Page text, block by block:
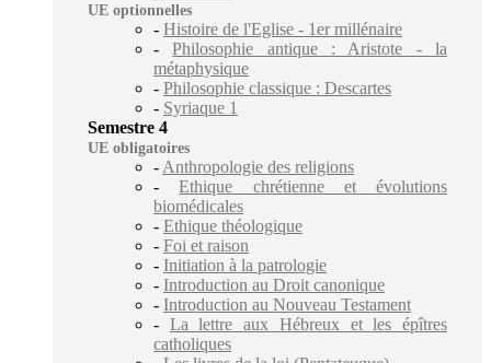
UE optionnelles
- Histoire de l'Eglise - 1er millénaire
-Philosophie antique : Aristote - la
métaphysique
- Philosophie classique : Descartes
- Syriaque 1
Semestre 4
UE obligatoires
- Anthropologie des religions
-Ethique chrétienne et évolutions
biomédicales
- Ethique théologique
- Foi et raison
- Initiation à la patrologie
- Introduction au Droit canonique
- Introduction au Nouveau Testament
- La lettre aux Hébreux et les épîtres
catholiques